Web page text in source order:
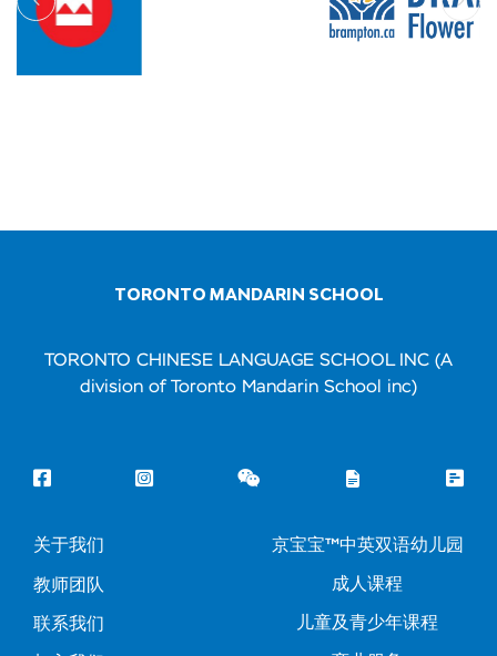
TORONTO MANDARIN SCHOOL
TORONTO CHINESE LANGUAGE SCHOOL INC (A
division of Toronto Mandarin School inc)
关于我们
教师团队
联系我们
京宝宝™中英双语幼儿园
成人课程
儿童及青少年课程